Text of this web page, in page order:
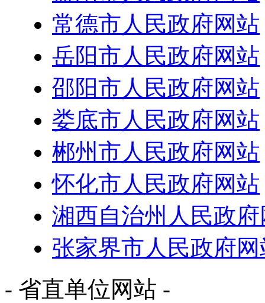
常德市人民政府网站
岳阳市人民政府网站
邵阳市人民政府网站
娄底市人民政府网站
郴州市人民政府网站
怀化市人民政府网站
湘西自治州人民政
张家界市人民政府网
- 省直单位网站 -